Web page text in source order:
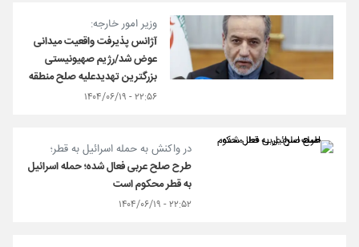
وزیر امور خارجه:
آژانس پذیرفت واقعیت میدانی
عوض شد/رژیم صهیونیستی
بزرگترین تهدیدعلیه صلح منطقه
۲۲:۵۶ - ۱۴۰۴/۰۶/۱۹
در واکنش به حمله اسرائیل به قطر؛
طرح صلح عربی فعال شده؛ حمله اسرائیل
به قطر محکوم است
۲۲:۵۲ - ۱۴۰۴/۰۶/۱۹